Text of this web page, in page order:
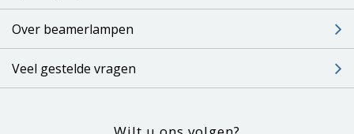
Over beamerlampen
Veel gestelde vragen